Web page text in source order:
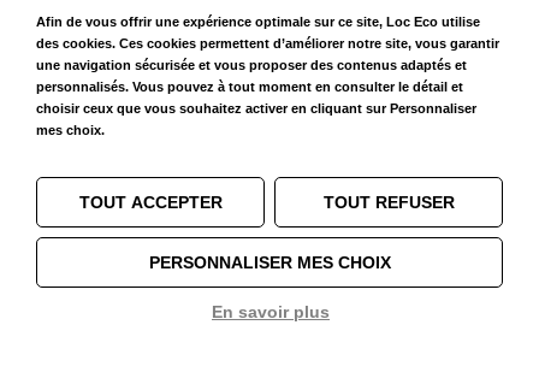
Renault Grand Scenic manuelle ou similaire
Renault Grand Scenic
3 ans de
permis
5+2 5
ou Diesel
Afin de vous offrir une expérience optimale sur ce site, Loc Eco utilise
des cookies. Ces cookies permettent d’améliorer notre site, vous garantir
une navigation sécurisée et vous proposer des contenus adaptés et
personnalisés. Vous pouvez à tout moment en consulter le détail et
choisir ceux que vous souhaitez activer en cliquant sur Personnaliser
mes choix.
TOUT ACCEPTER TOUT REFUSER
PERSONNALISER MES CHOIX
En savoir plus